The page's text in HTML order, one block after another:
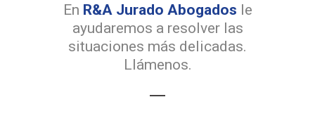
En R&A Jurado Abogados le
ayudaremos a resolver las
situaciones más delicadas.
Llámenos.